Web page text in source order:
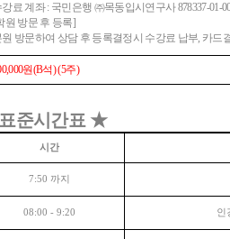
강료 계좌: 국민은행 ㈜목동입시연구사878337-01-
원 방문 후 등록]
원 방문하여 상담 후 등록결정시 수강료 납부, 카드
원(B석) (5주)
준시간표 ★
시간
7:50 까지
08:00 - 9:20 인